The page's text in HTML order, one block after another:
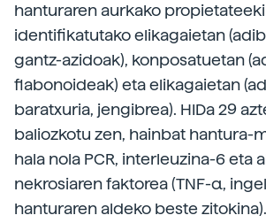
hanturaren aurkako
identifikatutako elikagaietan
gantz-azidoak), konposatuetan
flabonoideak) eta elikagaietan
baratxuria, jengibrea). HIDa 29
baliozkotu zen, hainbat hantura-
hala nola PCR, interleuzina-6 eta
nekrosiaren faktorea (TNF-α,
hanturaren aldeko beste